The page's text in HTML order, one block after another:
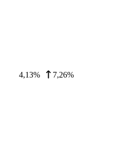
4,13% 7,26%